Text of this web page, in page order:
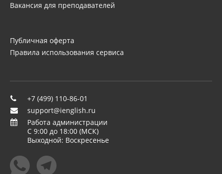
Вакансия для преподавателей
Публичная оферта
Правила использования сервиса
+7 (499) 110-86-01
support@ienglish.ru
Работа администрации
C 9:00 до 18:00 (МСК)
Выходной: Воскресенье